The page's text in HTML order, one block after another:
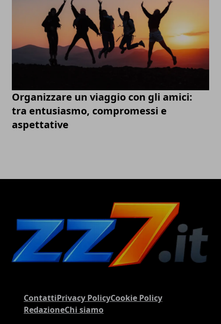
Organizzare un viaggio con gli amici:
tra entusiasmo, compromessi e
aspettative
ContattiPrivacy PolicyCookie Policy
RedazioneChi siamo